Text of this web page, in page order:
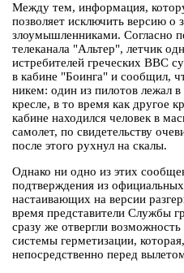
Между тем, информация,
позволяет исключить версию о
злоумышленниками. Согласно
телеканала "Альтер", летчик
истребителей греческих ВВС
в кабине "Боинга" и сообщил,
никем: один из пилотов лежал в
кресле, в то время как другое
кабине находился человек в
самолет, по свидетельству
после этого рухнул на скалы.
Однако ни одно из этих
подтверждения из
настаивающих на версии
время представители Службы
сразу же отвергли
системы герметизации,
непосредственно перед